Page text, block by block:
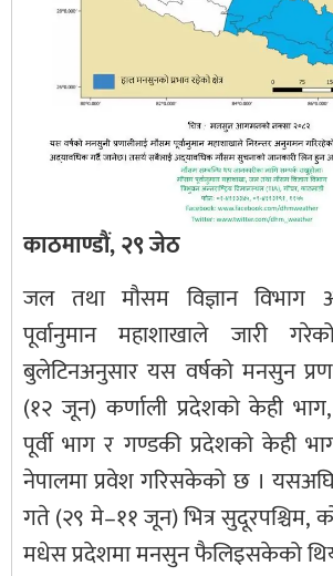
काठमाण्डौं, २९ जेठ
जल तथा मौसम विज्ञान विभाग
पूर्वानुमान महाशाखाले जारी
बुलेटिनअनुसार यस वर्षको मनसुन
(१२ जून) कर्णाली प्रदेशको केही
पूर्वी भाग र गण्डकी प्रदेशको केही
नेपालमा प्रवेश गरिसकेको छ ।
गते (२९ मे–११ जून) भित्र सुदूरपश्चिम,
मधेस प्रदेशमा मनसुन फैलिइसकेको